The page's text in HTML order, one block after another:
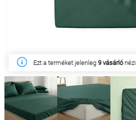
Ezen a héten26 ügyfélvásárolta meg